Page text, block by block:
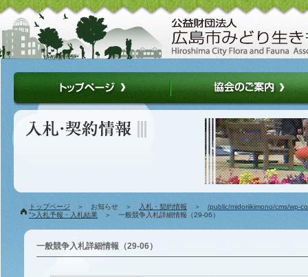
トップページ ＞ お知らせ ＞ 入札・契約情報 ＞ /public/midoriikimono/cms/wp-
">入札予報・入札結果 ＞ 一般競争入札詳細情報（29-06）
一般競争入札詳細情報（29-06）